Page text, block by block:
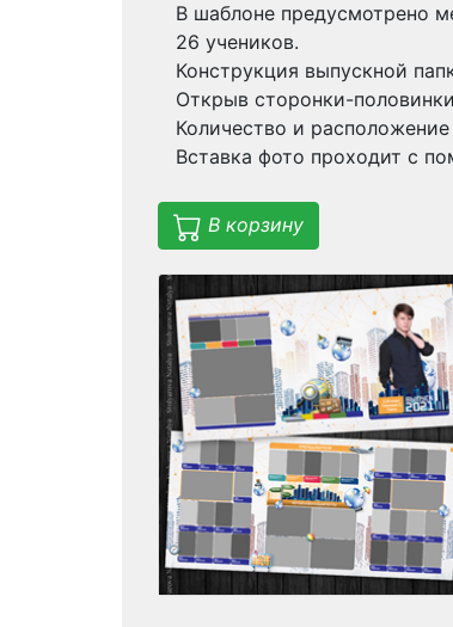
В шаблоне предусмотрено
26 учеников.
Конструкция выпускной
Открыв сторонки-
Количество и
Вставка фото проходит с
В корзину